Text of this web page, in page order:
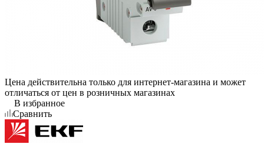
Цена действительна только для интернет-магазина и может
отличаться от цен в розничных магазинах
В избранное
Сравнить